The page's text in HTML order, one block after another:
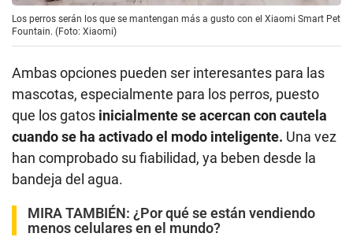
Los perros serán los que se mantengan más a gusto con el Xiaomi Smart Pet
Fountain. (Foto: Xiaomi)
Ambas opciones pueden ser interesantes para las
mascotas, especialmente para los perros, puesto
que los gatos inicialmente se acercan con cautela
cuando se ha activado el modo inteligente. Una vez
han comprobado su fiabilidad, ya beben desde la
bandeja del agua.
MIRA TAMBIÉN: ¿Por qué se están vendiendo
menos celulares en el mundo?